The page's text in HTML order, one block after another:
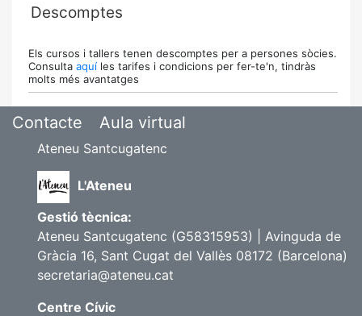
Descomptes
Els cursos i tallers tenen descomptes per a persones sòcies.
Consulta aquí les tarifes i condicions per fer-te'n, tindràs
molts més avantatges
Contacte Aula virtual
Ateneu Santcugatenc
L'Ateneu
Gestió tècnica:
Ateneu Santcugatenc (G58315953) | Avinguda de
Gràcia 16, Sant Cugat del Vallès 08172 (Barcelona)
secretaria@ateneu.cat
Centre Cívic